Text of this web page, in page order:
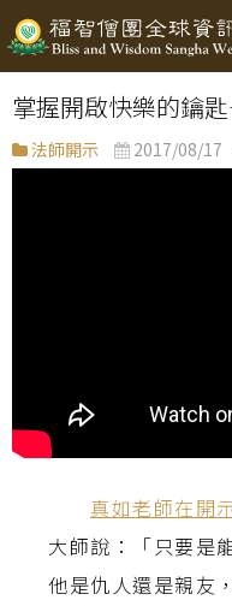
掌握開啟快樂的鑰
法師開示 2017/08/17
真如老師在開
大師說：「只要是
他是仇人還是親友